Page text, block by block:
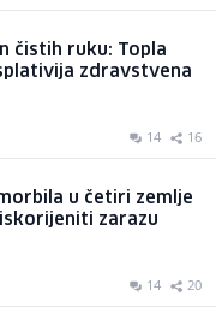
čistih ruku: Topla
zdravstvena
14 16
u četiri zemlje
iskorijeniti zarazu
14 20